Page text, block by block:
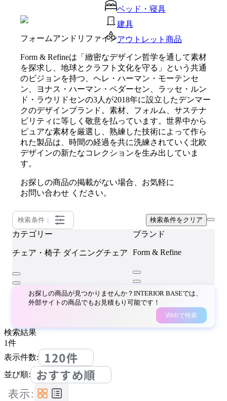
ベッド・寝具
建具
アウトレット商品
フォームアンドリファイン
Form & Refineは「緻密なデザイン哲学を通して素材
を探求し、地球とクラフト文化を守る」という共通
のビジョンを持つ、ヘレ・ハーマン・モーテンセ
ン、ヨナス・ハーマン・ペダーセン、ラッセ・ルン
ド・ラウリドセンの3人が2018年に設立したデンマー
クのデザインブランド。素材、フォルム、サステナ
ビリティに等しく敬意を払っています。世界中から
ピュアな素材を厳選し、熟練した技術によって作ら
れた製品は、時間の経過を共に洗練されていく北欧
デザインの新たなコレクションを生み出していま
す。
お探しの商品の掲載がない場合、お気軽に
お問い合わせ ください。
検索条件： 検索条件をクリア
カテゴリー
チェア・椅子 ダイニングチェア
ブランド
Form & Refine
お探しの商品が見つかりませんか？INTERIOR BASEでは、
外部サイトの商品でもお見積もり可能です！
Webで検索
検索結果
1件
表示件数:
120件
並び順: おすすめ順
表示: